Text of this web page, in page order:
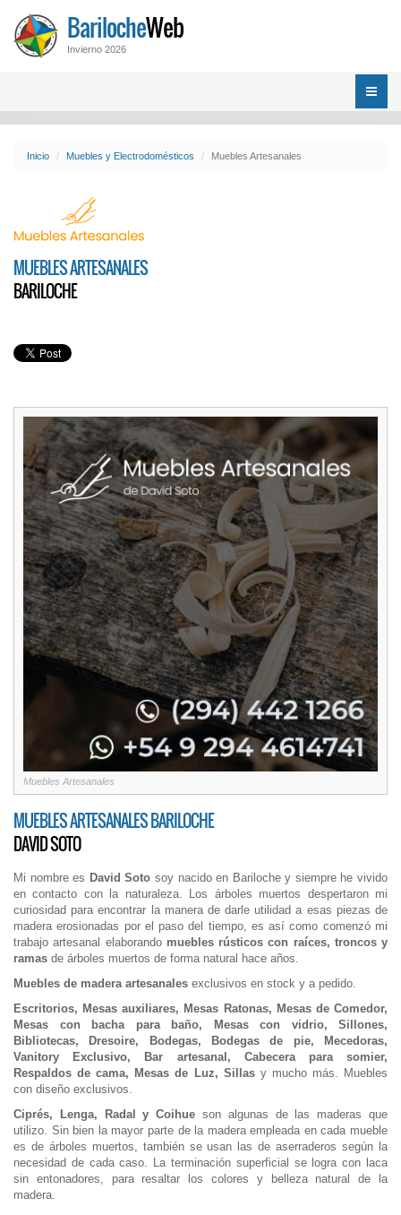
BarilocheWeb
Invierno 2026
Menú
Inicio Muebles y Electrodomésticos Muebles Artesanales
MUEBLES ARTESANALES
BARILOCHE
Muebles Artesanales
MUEBLES ARTESANALES BARILOCHE
DAVID SOTO
Mi nombre es David Soto soy nacido en Bariloche y siempre he vivido
en contacto con la naturaleza. Los árboles muertos despertaron mi
curiosidad para encontrar la manera de darle utilidad a esas piezas de
madera erosionadas por el paso del tiempo, es así como comenzó mi
trabajo artesanal elaborando muebles rústicos con raíces, troncos y
ramas de árboles muertos de forma natural hace años.
Muebles de madera artesanales exclusivos en stock y a pedido.
Escritorios, Mesas auxiliares, Mesas Ratonas, Mesas de Comedor,
Mesas con bacha para baño, Mesas con vidrio, Sillones,
Bibliotecas, Dresoire, Bodegas, Bodegas de pie, Mecedoras,
Vanitory Exclusivo, Bar artesanal, Cabecera para somier,
Respaldos de cama, Mesas de Luz, Sillasy mucho más. Muebles
con diseño exclusivos.
Ciprés, Lenga, Radal y Coihue son algunas de las maderas que
utilizo. Sin bien la mayor parte de la madera empleada en cada mueble
es de árboles muertos, también se usan las de aserraderos según la
necesidad de cada caso. La terminación superficial se logra con laca
sin entonadores, para resaltar los colores y belleza natural de la
madera.